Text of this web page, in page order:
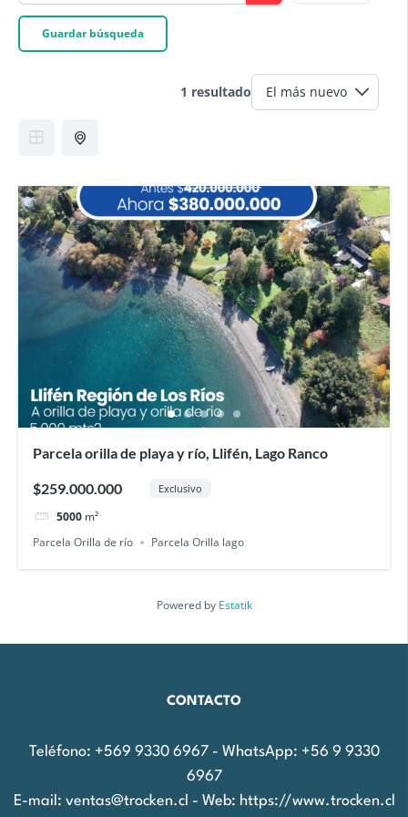
Guardar búsqueda
1 resultado
Parcela orilla de playa y río, Llifén, Lago Ranco
$259.000.000 Exclusivo
5000 m²
Parcela Orilla de río
Parcela Orilla lago
Powered by Estatik
CONTACTO
Teléfono: +569 9330 6967 - WhatsApp: +56 9 9330
6967
E-mail: ventas@trocken.cl - Web: https://www.trocken.cl